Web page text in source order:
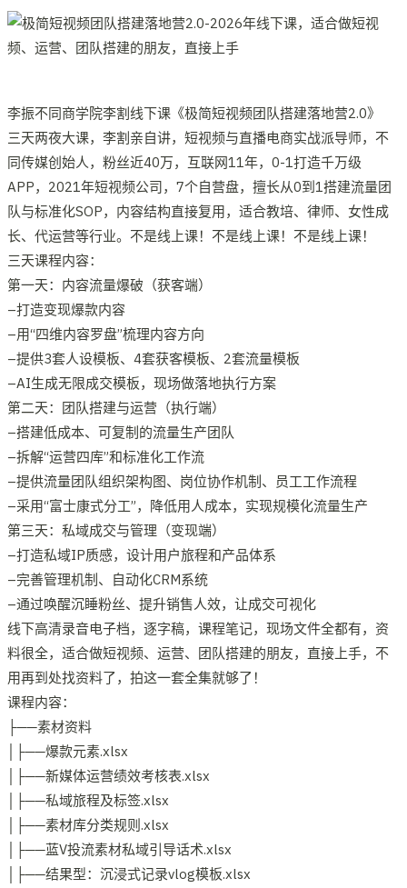
李振不同商学院李割线下课《极简短视频团队搭建落地营2.0》
三天两夜大课，李割亲自讲，短视频与直播电商实战派导师，不
同传媒创始人，粉丝近40万，互联网11年，0-1打造千万级
APP，2021年短视频公司，7个自营盘，擅长从0到1搭建流量团
队与标准化SOP，内容结构直接复用，适合教培、律师、女性成
长、代运营等行业。不是线上课！不是线上课！不是线上课！
三天课程内容：
第一天：内容流量爆破（获客端）
–打造变现爆款内容
–用“四维内容罗盘”梳理内容方向
–提供3套人设模板、4套获客模板、2套流量模板
–AI生成无限成交模板，现场做落地执行方案
第二天：团队搭建与运营（执行端）
–搭建低成本、可复制的流量生产团队
–拆解“运营四库”和标准化工作流
–提供流量团队组织架构图、岗位协作机制、员工工作流程
–采用“富士康式分工”，降低用人成本，实现规模化流量生产
第三天：私域成交与管理（变现端）
–打造私域IP质感，设计用户旅程和产品体系
–完善管理机制、自动化CRM系统
–通过唤醒沉睡粉丝、提升销售人效，让成交可视化
线下高清录音电子档，逐字稿，课程笔记，现场文件全都有，资
料很全，适合做短视频、运营、团队搭建的朋友，直接上手，不
用再到处找资料了，拍这一套全集就够了！
课程内容：
├──素材资料
│├──爆款元素.xlsx
│├──新媒体运营绩效考核表.xlsx
│├──私域旅程及标签.xlsx
│├──素材库分类规则.xlsx
│├──蓝V投流素材私域引导话术.xlsx
│├──结果型：沉浸式记录vlog模板.xlsx